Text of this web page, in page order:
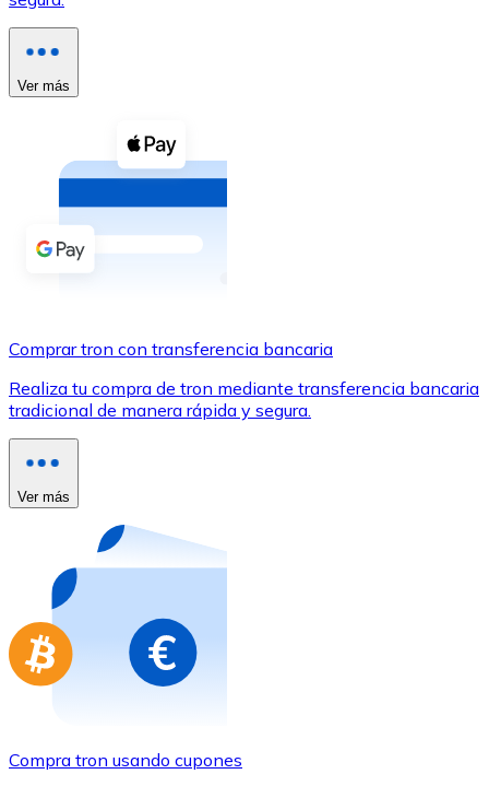
Ver todo
Compra criptomonedas con efectivo en tu tienda más
Comprar con efectivo
Transferencia SEPA
Añade fondos a tu cuenta Bitnovo o realiza compras
Comprar con Transferencia
Utiliza tarjetas Visa y Mastercard para comprar
Comprar con tarjeta
Tienda - Tarjetas regalo
Nuevo
Compra tarjetas regalo de tus marcas favoritas con
Ir a la tienda de tarjetas regalo
Ver más
Comprar tron con transferencia bancaria
Realiza tu compra de tron mediante transferencia bancaria
tradicional de manera rápida y segura.
Ver más
Compra tron usando cupones